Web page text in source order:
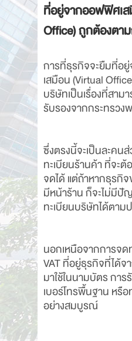
ที่อยู่จากออฟฟิศเ
Office) ถูกต้องตา
การที่ธุรกิจจะยืมที่อ
เสมือน (Virtual
บริษัทเป็นเรื่องที่สาม
รับรองจากกระทรวง
ซึ่งตรงนี้จะเป็นละค
ทะเบียนร้านค้า ที่จะ
จดได้ แต่ถ้าหากธุรกิ
มีหน้าร้าน ก็จะไม่มีปั
ทะเบียนบริษัทได้ตาม
นอกเหนือจากการจ
VAT ที่อยู่ธุรกิจที่ได้จ
มาใช้ในนามบัตร กา
เบอร์โทรพื้นฐาน หรื
อย่างสมบูรณ์